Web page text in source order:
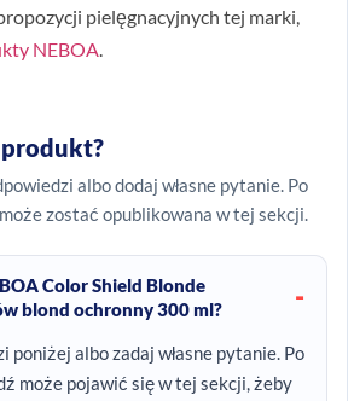
pielęgnacyjnych tej marki,
NEBOA
albo dodaj własne pytanie. Po
zostać opublikowana w tej sekcji.
Color Shield Blonde
blond ochronny 300 ml?
poniżej albo zadaj własne pytanie. Po
może pojawić się w tej sekcji, żeby